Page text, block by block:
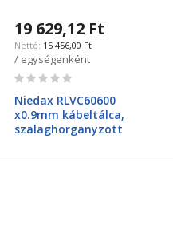
19 629,12 Ft
15 456,00 Ft
/ egységenként
Rating:
Niedax RLVC60600
x0.9mm kábeltálca,
szalaghorganyzott